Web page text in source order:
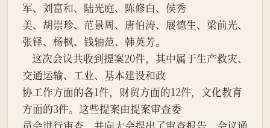
军、刘富和、陆光庭、陈修白、侯秀
美、胡崇珍、范景周、唐伯涛、展德生、梁前光、
张铎、杨枫、钱轴范、韩英芳。
交通运输、工业、基本建设和政
协工作方面的各1件，财贸方面的12件，文化教育
方面的3件。这些提案由提案审查委